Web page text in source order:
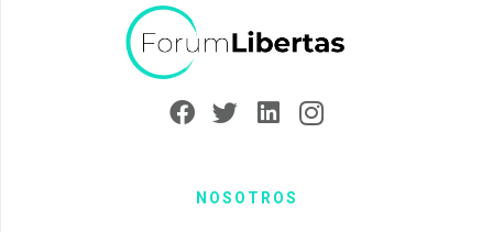
NOSOTROS